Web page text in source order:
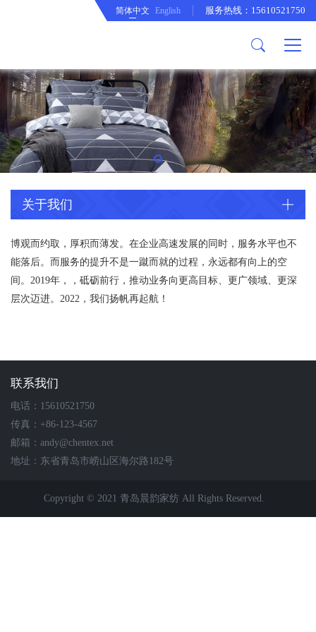
企业文化
发展历程
窗帘
靠垫
羽绒被套
防水床垫套
薄被
简体中文 English 服务热线：15610521750
关于我们
博观而约取，厚积而薄发。在企业高速发展的同时，服务水平也不
能落后。而服务的提升不是一蹴而就的过程，永远都有向上的空
间。2019年，，砥砺前行，推动业务向更高目标、更广领域、更深
层次迈进。2022，我们扬帆再起航！
联系我们
电话：15610521750
传真：+86-123-4567
邮箱：andy@chentex.net
地址：东省青岛市崂山区海尔路182号
Copyright © 2021 青岛晨韵家纺 All Rights Reserved.